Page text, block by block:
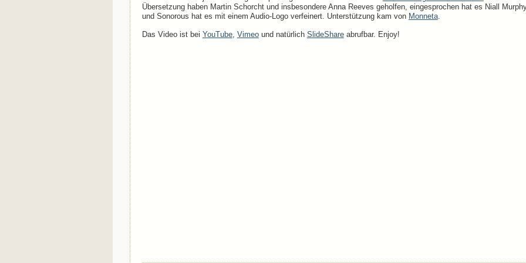
Übersetzung haben Martin Schorcht und insbesondere Anna Reeves geholfen, eingesprochen hat es Niall
und Sonorous hat es mit einem Audio-Logo verfeinert. Unterstützung kam von Monneta.
Das Video ist bei YouTube, Vimeound natürlich SlideShareabrufbar. Enjoy!